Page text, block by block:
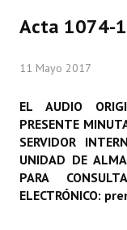
Comisiones
Comisiones
Concejales
Programas
Acta 1074-
11 Mayo 2017
EL AUDIO
PRESENTE
SERVIDOR
UNIDAD DE
PARA
ELECTRÓNICO: